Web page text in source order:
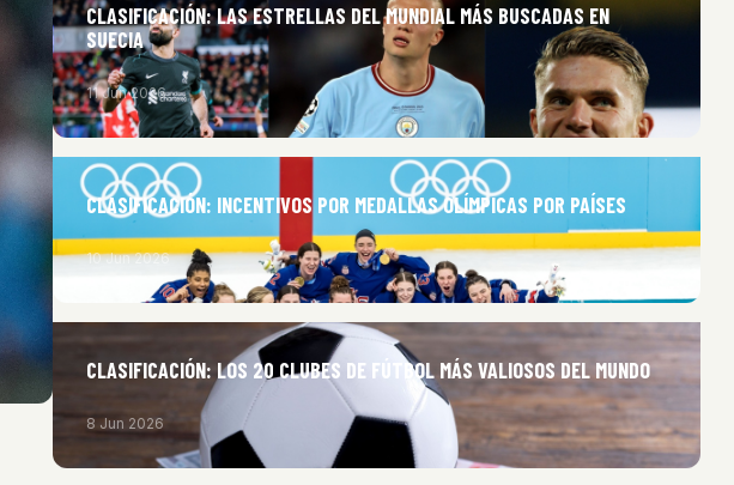
CLASIFICACIÓN: LAS ESTRELLAS DEL MUNDIAL MÁS BUSCADAS EN
SUECIA
11 Jun 2026
CLASIFICACIÓN: INCENTIVOS POR MEDALLAS OLÍMPICAS POR PAÍSES
10 Jun 2026
CLASIFICACIÓN: LOS 20 CLUBES DE FÚTBOL MÁS VALIOSOS DEL MUNDO
8 Jun 2026